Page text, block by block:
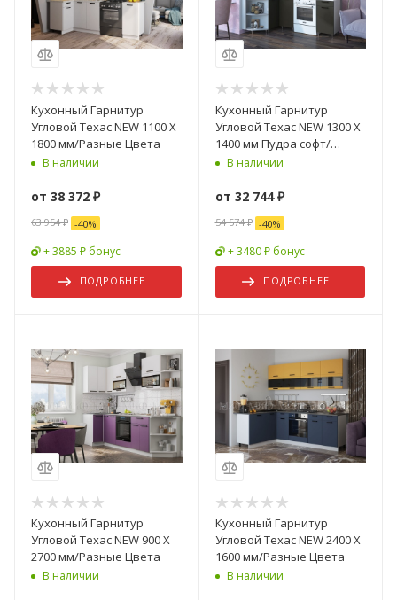
Кухонный Гарнитур
Угловой Техас NEW 1100 Х
1800 мм/Разные Цвета
В наличии
от 38 372 ₽
63 954 ₽ -40%
+ 3885 ₽ бонус
ПОДРОБНЕЕ
Кухонный Гарнитур
Угловой Техас NEW 1300 Х
1400 мм Пудра софт/
Угольный софт
В наличии
от 32 744 ₽
54 574 ₽ -40%
+ 3480 ₽ бонус
ПОДРОБНЕЕ
Кухонный Гарнитур
Угловой Техас NEW 900 Х
2700 мм/Разные Цвета
В наличии
Кухонный Гарнитур
Угловой Техас NEW 2400 Х
1600 мм/Разные Цвета
В наличии